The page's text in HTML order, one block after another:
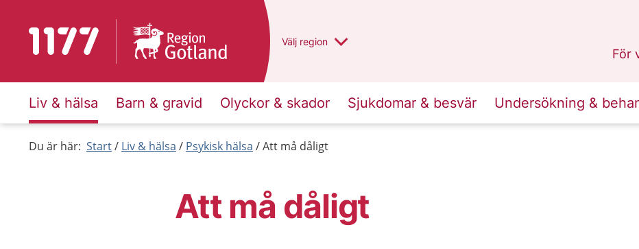
Till startsidan för 1177 Du har valt region
Välj en annan
region
För
Liv & hälsa Barn & gravid Olyckor & skador Sjukdomar & besvär Undersökning &
Du är här: Start Liv & hälsa Psykisk hälsa Att må dåligt
Att må dåligt